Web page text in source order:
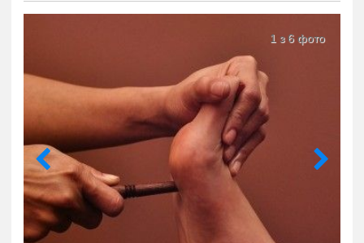
1 з 6 фото